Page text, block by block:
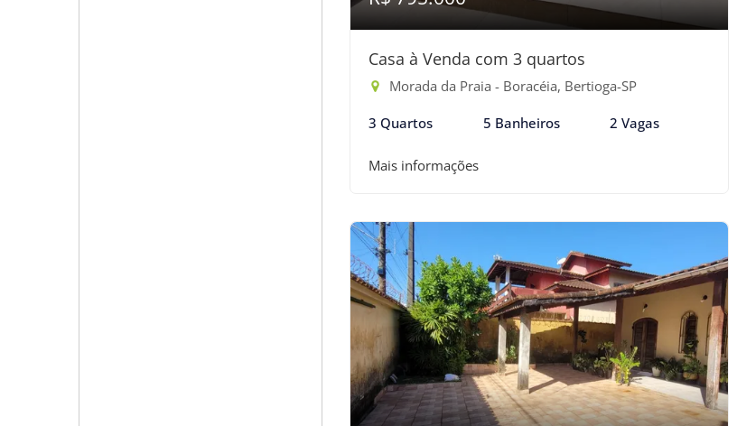
Casa à Venda com 3 quartos
Morada da Praia - Boracéia, Bertioga-SP
3 Quartos 5 Banheiros 2 Vagas
Mais informações